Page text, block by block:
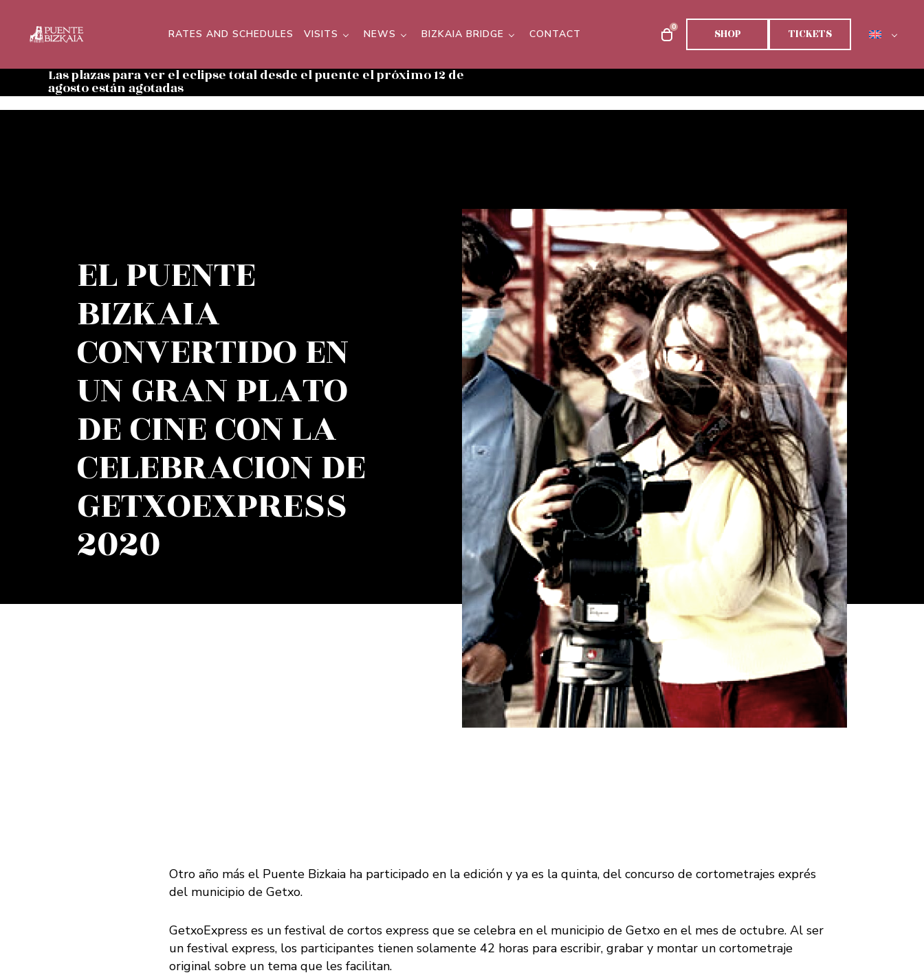
RATES AND SCHEDULES VISITS NEWS BIZKAIA BRIDGE CONTACT
0 SHOP TICKETS
Las plazas para ver el eclipse total desde el puente el próximo 12 de
agosto están agotadas
EL PUENTE
BIZKAIA
CONVERTIDO EN
UN GRAN PLATO
DE CINE CON LA
CELEBRACION DE
GETXOEXPRESS
2020
Otro año más el Puente Bizkaia ha participado en la edición y ya es la quinta, del concurso de cortometrajes exprés
del municipio de Getxo.
GetxoExpress es un festival de cortos express que se celebra en el municipio de Getxo en el mes de octubre. Al ser
un festival express, los participantes tienen solamente 42 horas para escribir, grabar y montar un cortometraje
original sobre un tema que les facilitan.